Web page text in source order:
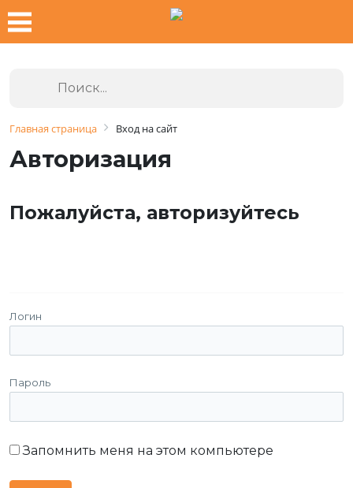
Главная страница Вход на сайт
Авторизация
Пожалуйста, авторизуйтесь
Логин
Пароль
Запомнить меня на этом компьютере